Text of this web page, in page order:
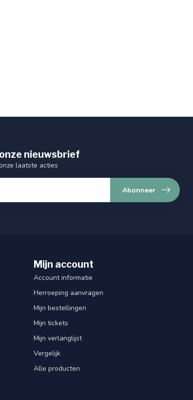
nieuwsbrief
laatste acties
Abonneer
Mijn account
Account informatie
Herroeping aanvragen
Mijn bestellingen
Mijn tickets
Mijn verlanglijst
Vergelijk
Alle producten